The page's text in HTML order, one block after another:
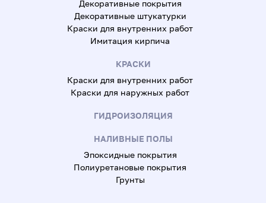
Декоративные покрытия
Декоративные штукатурки
Краски для внутренних работ
Имитация кирпича
КРАСКИ
Краски для внутренних работ
Краски для наружных работ
ГИДРОИЗОЛЯЦИЯ
НАЛИВНЫЕ ПОЛЫ
Эпоксидные покрытия
Полиуретановые покрытия
Грунты